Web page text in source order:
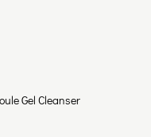
Gel Cleanser